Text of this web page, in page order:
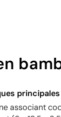
principales
associant